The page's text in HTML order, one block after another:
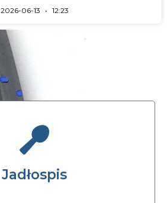
2026-06-13 12:23
Jadłospis